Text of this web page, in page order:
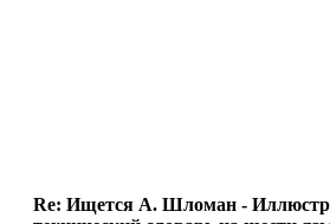
Re: Ищется А. Шломан -